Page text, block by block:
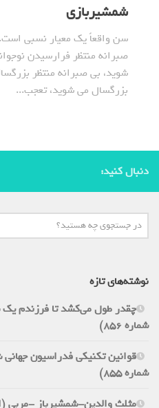
شمشیربازی
سن واقعاً یک معیار نسبی است.
صبرانه منتظر فرارسیدن
شوید، بی صبرانه منتظر
بزرگسال می شوید، تعجب...
دنبال کنید:
نوشته‌های تازه
چقدر طول می‌کشد تا فرزندم یک
شماره 856)
شماره 855)
مثلث والدین-شمشیرباز -مربی (اثر